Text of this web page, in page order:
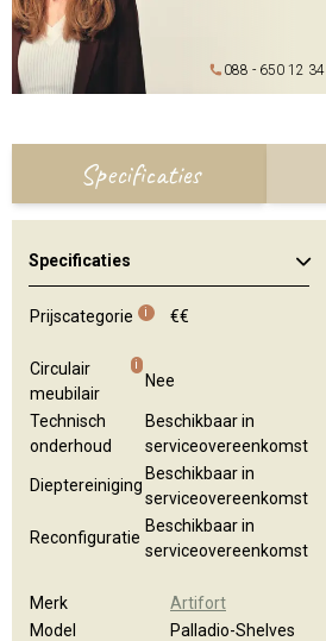
088 - 650 12 34
Specificaties
Specificaties
Prijscategorie i €€
Circulair
meubilair
i
Nee
Technisch
onderhoud
Beschikbaar in
serviceovereenkomst
Dieptereiniging
Beschikbaar in
serviceovereenkomst
Reconfiguratie
Beschikbaar in
serviceovereenkomst
Merk
Artifort
Model
Palladio-Shelves